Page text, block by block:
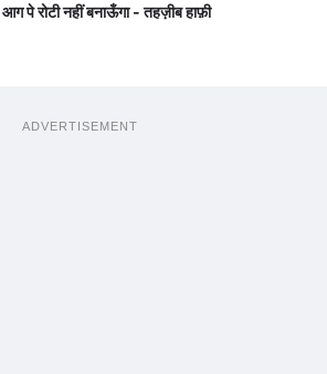
आग पे रोटी नहीं बनाऊँगा - तहज़ीब हाफ़ी
ADVERTISEMENT